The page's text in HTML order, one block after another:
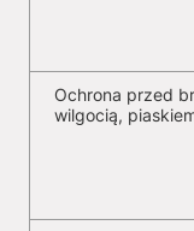
Ochrona przed
wilgocią,